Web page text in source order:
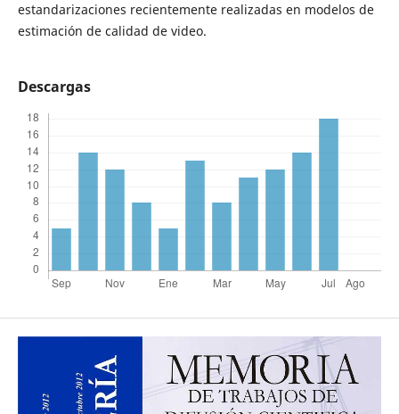
estandarizaciones recientemente realizadas en modelos de
estimación de calidad de video.
Descargas